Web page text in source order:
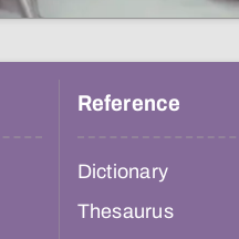
Reference
Dictionary
Thesaurus